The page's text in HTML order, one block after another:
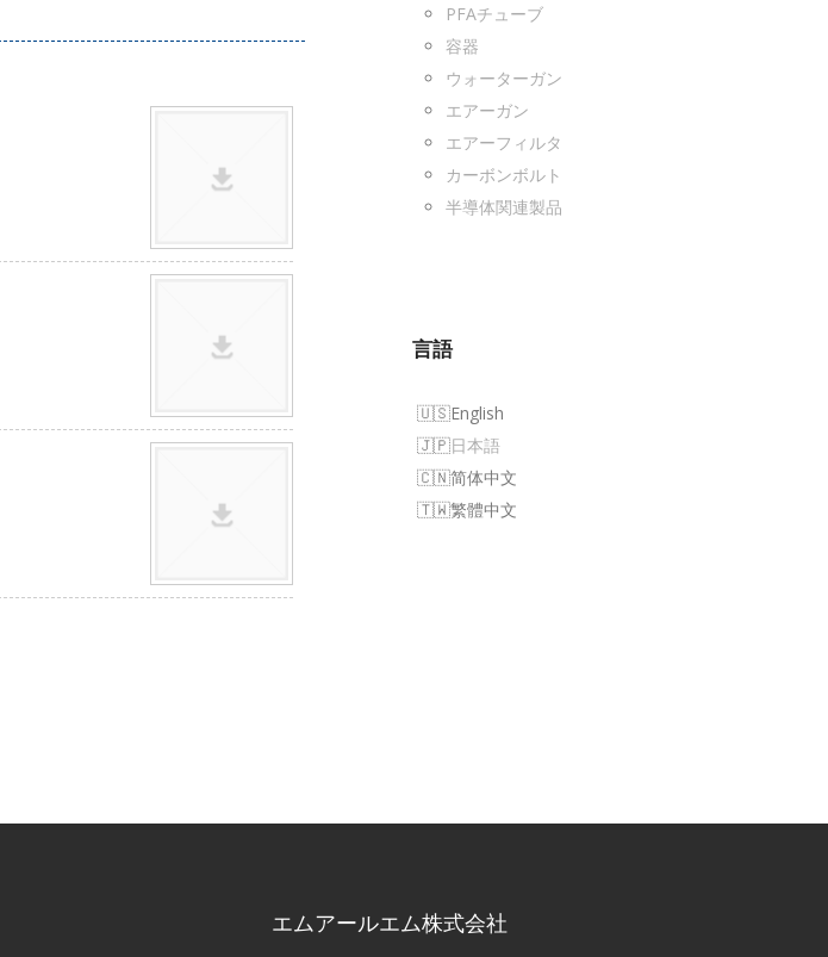
PFAチューブ
容器
ウォーターガン
エアーガン
エアーフィルタ
カーボンボルト
半導体関連製品
言語
English
日本語
简体中文
繁體中文
エムアールエム株式会社